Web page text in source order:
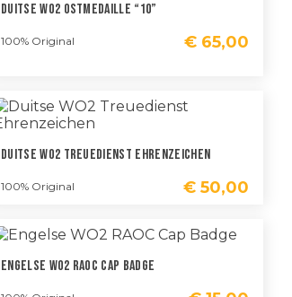
Duitse WO2 Ostmedaille “10”
100% Original € 65,00
Duitse WO2 Treuedienst Ehrenzeichen
100% Original € 50,00
Engelse WO2 RAOC Cap Badge